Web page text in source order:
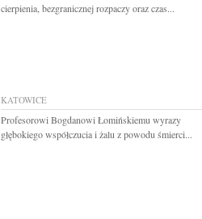
cierpienia, bezgranicznej rozpaczy oraz czas...
KATOWICE
Profesorowi Bogdanowi Łomińskiemu wyrazy
głębokiego współczucia i żalu z powodu śmierci...